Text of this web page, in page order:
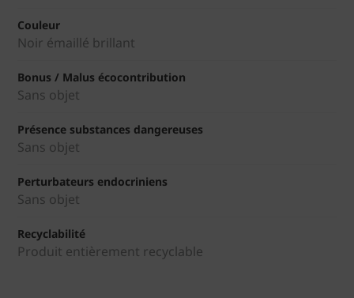
Couleur
Noir émaillé brillant
Bonus / Malus écocontribution
Sans objet
Présence substances dangereuses
Sans objet
Perturbateurs endocriniens
Sans objet
Recyclabilité
Produit entièrement recyclable